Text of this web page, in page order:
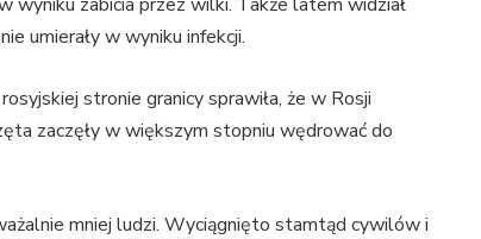
umierały w wyniku infekcji.
stronie granicy sprawiła, że w Rosji
zaczęły w większym stopniu wędrować do
mniej ludzi. Wyciągnięto stamtąd cywilów i